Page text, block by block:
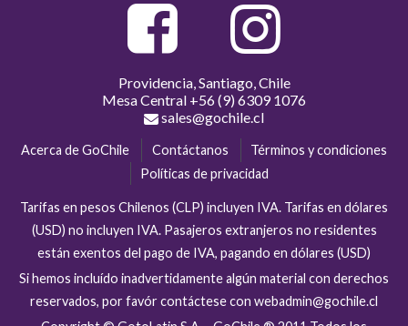
Providencia, Santiago, Chile
Mesa Central +56 (9) 6309 1076
sales@gochile.cl
Acerca de GoChile Contáctanos
Términos y condiciones
Políticas de privacidad
Tarifas en pesos Chilenos (CLP) incluyen IVA. Tarifas en dólares
(USD) no incluyen IVA. Pasajeros extranjeros no residentes
están exentos del pago de IVA, pagando en dólares (USD)
Si hemos incluído inadvertidamente algún material con derechos
reservados, por favór contáctese con webadmin@gochile.cl